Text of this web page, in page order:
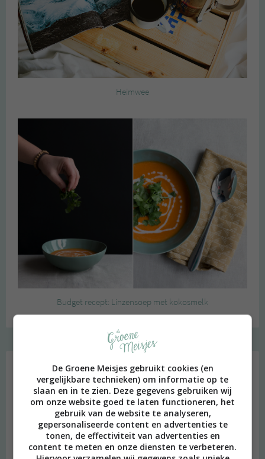
Heimwee
Budget recept: Linzensoep met kokosmelk
De Groene Meisjes gebruikt cookies (en
vergelijkbare technieken) om informatie op te
slaan en in te zien. Deze gegevens gebruiken wij
om onze website goed te laten functioneren, het
gebruik van de website te analyseren,
gepersonaliseerde content en advertenties te
tonen, de effectiviteit van advertenties en
content te meten en onze diensten te verbeteren.